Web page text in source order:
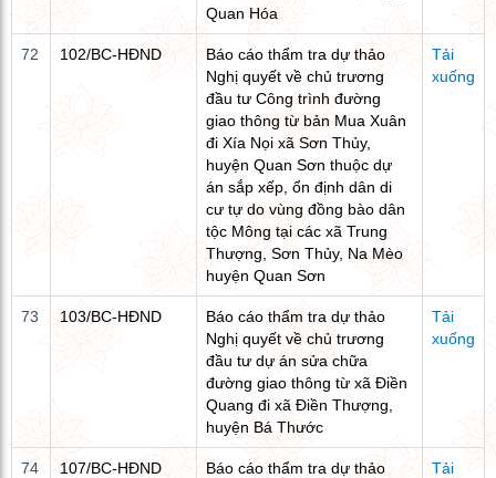
Quan Hóa
72 102/BC-HĐND
Báo cáo thẩm tra dự thảo
Nghị quyết về chủ trương
đầu tư Công trình đường
giao thông từ bản Mua Xuân
đi Xía Nọi xã Sơn Thủy,
huyện Quan Sơn thuộc dự
án sắp xếp, ổn định dân di
cư tự do vùng đồng bào dân
tộc Mông tại các xã Trung
Thượng, Sơn Thủy, Na Mèo
huyện Quan Sơn
Tải
xuống
73 103/BC-HĐND
Báo cáo thẩm tra dự thảo
Nghị quyết về chủ trương
đầu tư dự án sửa chữa
đường giao thông từ xã Điền
Quang đi xã Điền Thượng,
huyện Bá Thước
Tải
xuống
74 107/BC-HĐND
Báo cáo thẩm tra dự thảo
Tải